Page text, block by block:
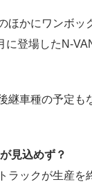
ほかにワンボッ
に登場したN-
継車種の予定
見込めず？
ラックが生産を